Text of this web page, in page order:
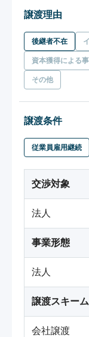
譲渡理由
後継者不在
資本獲得による
その他
譲渡条件
従業員雇用継続
交渉対象
法人
事業形態
法人
譲渡スキーム
会社譲渡